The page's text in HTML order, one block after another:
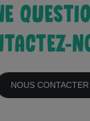
NOUS CONTACTER